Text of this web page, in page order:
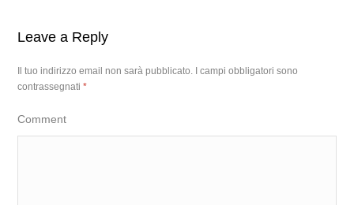
Leave a Reply
Il tuo indirizzo email non sarà pubblicato.
I campi obbligatori sono
contrassegnati*
Comment